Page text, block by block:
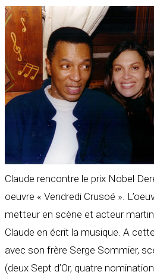
Claude rencontre le prix Nobel
oeuvre « Vendredi Crusoé ».
metteur en scène et acteur
Claude en écrit la musique. A
avec son frère Serge Sommier,
(deux Sept d’Or, quatre